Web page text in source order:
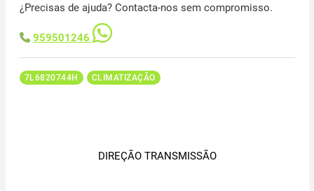
¿Precisas de ajuda? Contacta-nos sem compromisso.
959501246
7L6820744H CLIMATIZAÇÃO
DIREÇÃO TRANSMISSÃO